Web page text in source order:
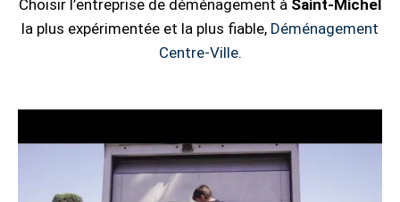
Choisir l’entreprise de déménagement à Saint-Michel
la plus expérimentée et la plus fiable, Déménagement
Centre-Ville.